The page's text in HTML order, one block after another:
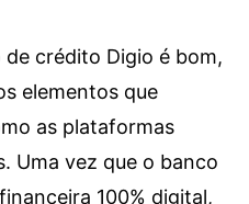
crédito Digio é bom,
elementos que
as plataformas
Uma vez que o banco
100% digital,